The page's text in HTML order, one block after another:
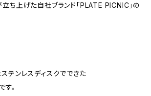
ち上げた自社ブランド「PLATE PICNIC」の
テンレスディスクでできた
。